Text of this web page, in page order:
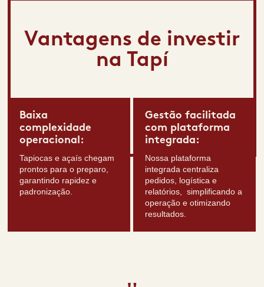
Vantagens de investir
na Tapí
Baixa
complexidade
operacional:
Tapiocas e açaís chegam
prontos para o preparo,
garantindo rapidez e
padronização.
Gestão facilitada
com plataforma
integrada:
Nossa plataforma
integrada centraliza
pedidos, logística e
relatórios, simplificando a
operação e otimizando
resultados.